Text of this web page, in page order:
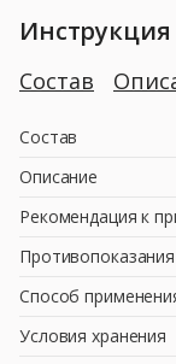
Состав
Состав
Описание
Рекомендация к
Противопоказания
Способ
Условия хранения